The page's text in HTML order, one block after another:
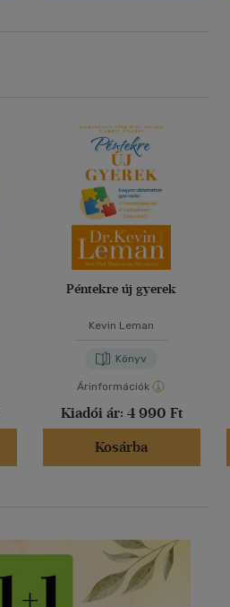
Péntekre új gyerek
Kevin Leman
Könyv
Árinformációk
Kiadói ár: 4 990 Ft
Kosárba